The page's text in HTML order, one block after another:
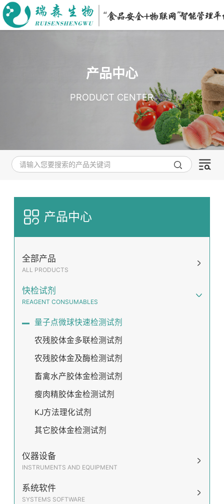
产品中心
PRODUCT CENTER
产品中心
全部产品
ALL PRODUCTS
快检试剂
REAGENT CONSUMABLES
量子点微球快速检测试剂
农残胶体金多联检测试剂
农残胶体金及酶检测试剂
畜禽水产胶体金检测试剂
瘦肉精胶体金检测试剂
KJ方法理化试剂
其它胶体金检测试剂
仪器设备
INSTRUMENTS AND EQUIPMENT
系统软件
SYSTEMS SOFTWARE